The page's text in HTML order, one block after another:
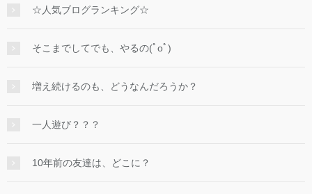
☆人気ブログランキング☆
そこまでしてでも、やるの(ﾟoﾟ)
増え続けるのも、どうなんだろうか？
一人遊び？？？
10年前の友達は、どこに？